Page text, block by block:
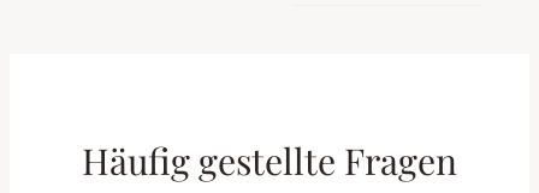
Häufig gestellte Fragen